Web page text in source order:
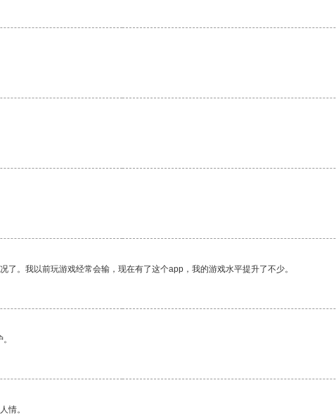
。我以前玩游戏经常会输，现在有了这个app，我的游戏水平提升了不少。
情。